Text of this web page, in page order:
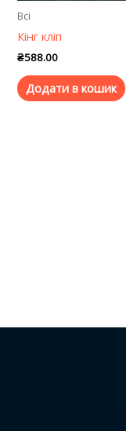
Всі
Кінг кліп
₴588.00
Додати в кошик